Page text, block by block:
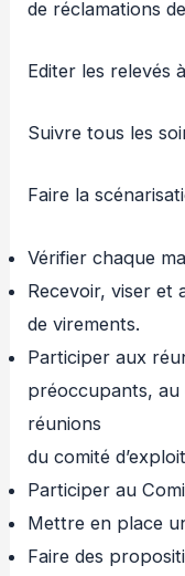
de réclamations
Editer les relevés
Suivre tous les
Faire la
Vérifier chaque
Recevoir, viser et
de virements.
Participer aux
préoccupants, au
réunions
du comité
Participer au
Mettre en place
Faire des